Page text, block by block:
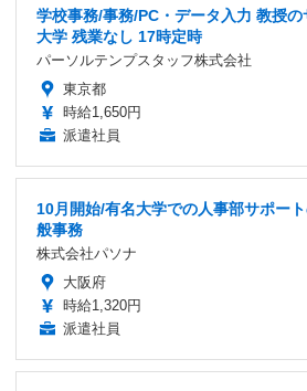
学校事務/事務/PC・データ入力 教授
大学 残業なし 17時定時
パーソルテンプスタッフ株式会社
東京都
時給1,650円
派遣社員
10月開始/有名大学での人事部サポー
般事務
株式会社パソナ
大阪府
時給1,320円
派遣社員